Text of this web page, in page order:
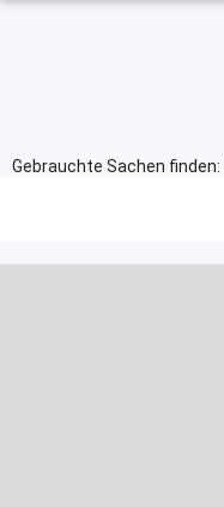
Gebrauchte Sachen